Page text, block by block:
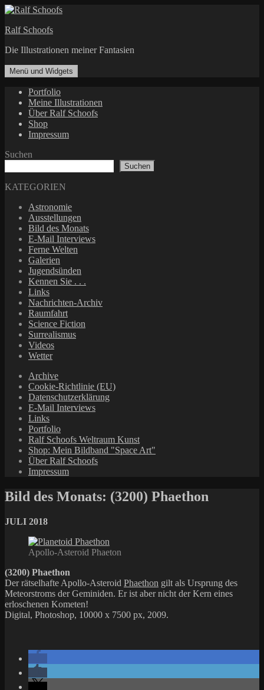
Zum
springen
Ralf Schoofs
Die Illustrationen meiner Fantasien
Menü und Widgets
Portfolio
Meine Illustrationen
Über Ralf Schoofs
Shop
Impressum
Suchen
Suchen
KATEGORIEN
Astronomie
Ausstellungen
Bild des Monats
E-Mail Interviews
Ferne Welten
Galerien
Jugendsünden
Kennen Sie . . .
Links
Nachrichten-Archiv
Raumfahrt
Science Fiction
Surrealismus
Videos
Wetter
Archive
Cookie-Richtlinie (EU)
Datenschutzerklärung
E-Mail Interviews
Links
Portfolio
Ralf Schoofs Weltraum Kunst
Shop: Mein Bildband "Space Art"
Über Ralf Schoofs
Impressum
Bild des Monats: (3200) Phaethon
JULI 2018
Apollo-Asteroid Phaeton
(3200) Phaethon
Der rätselhafte Apollo-Asteroid Phaethon gilt als Ursprung des
Meteorstroms der Geminiden. Er ist aber nicht der Kern eines
erloschenen Kometen!
Digital, Photoshop, 10000 x 7500 px, 2009.